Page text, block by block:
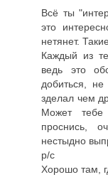
Всё ты
это
нетянет.
Каждый из
ведь это
добиться,
зделал чем
Может тебе
проснись,
нестыдно
р/с
Хорошо там,